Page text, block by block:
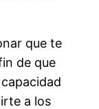
que te
de que
a los